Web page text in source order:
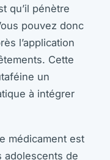
qu’il pénètre
pouvez donc
l’application
Cette
un
à intégrer
médicament est
adolescents de